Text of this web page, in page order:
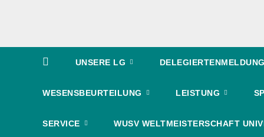
UNSERE LG
WESENSBEURTEILUNG LEISTUNG
SERVICE WUSV WELTMEISTERSCHAFT